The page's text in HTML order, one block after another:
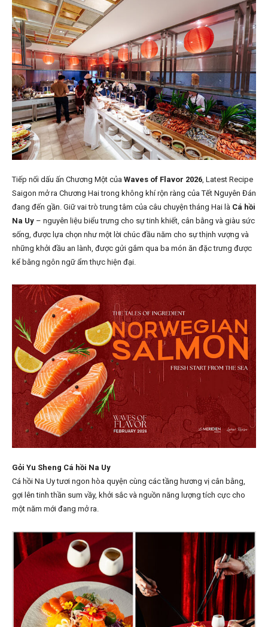
Tiếp nối dấu ấn Chương Một của Waves of Flavor 2026, Latest Recipe
Saigon mở ra Chương Hai trong không khí rộn ràng của Tết Nguyên Đán
đang đến gần. Giữ vai trò trung tâm của câu chuyện tháng Hai là Cá hồi
Na Uy – nguyên liệu biểu trưng cho sự tinh khiết, cân bằng và giàu sức
sống, được lựa chọn như một lời chúc đầu năm cho sự thịnh vượng và
những khởi đầu an lành, được gửi gắm qua ba món ăn đặc trưng được
kể bằng ngôn ngữ ẩm thực hiện đại.
Gỏi Yu Sheng Cá hồi Na Uy
Cá hồi Na Uy tươi ngon hòa quyện cùng các tầng hương vị cân bằng,
gợi lên tinh thần sum vầy, khởi sắc và nguồn năng lượng tích cực cho
một năm mới đang mở ra.